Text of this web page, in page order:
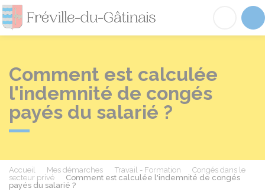
Fréville-du-
Comment est calculée
l'indemnité de congés
payés du salarié ?
Accueil Mes démarches Travail - Formation
Congés dans le
secteur privé
Comment est calculée l'indemnité de congés
payés du salarié ?